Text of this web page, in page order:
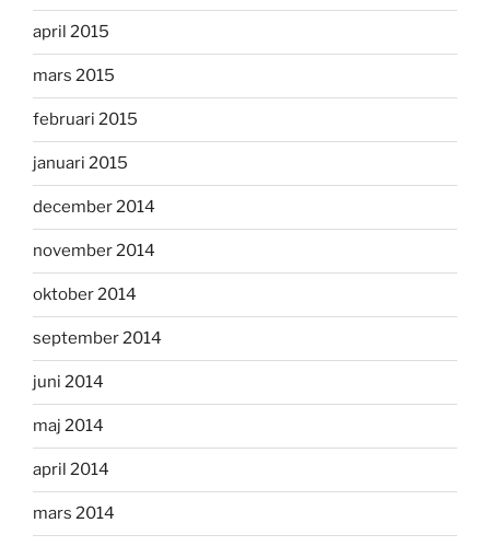
april 2015
mars 2015
februari 2015
januari 2015
december 2014
november 2014
oktober 2014
september 2014
juni 2014
maj 2014
april 2014
mars 2014